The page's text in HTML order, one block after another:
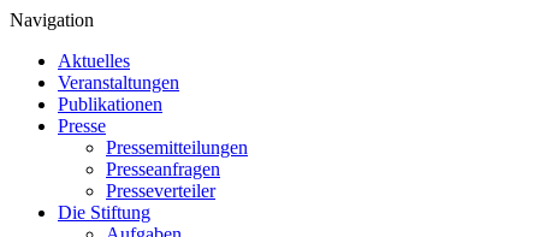
Navigation
Aktuelles
Veranstaltungen
Publikationen
Presse
Pressemitteilungen
Presseanfragen
Presseverteiler
Die Stiftung